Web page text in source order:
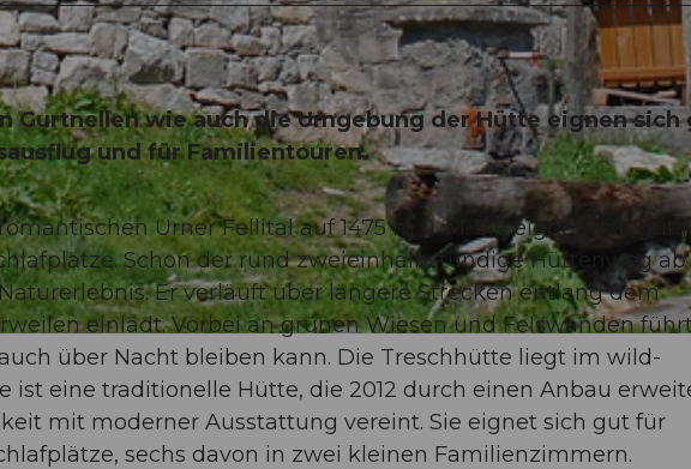
Gurtnellen wie auch die Umgebung der Hütte eignen sich
und für Familientouren.
Urner Fellital auf 1475 m ü. M. Sie eignet sich gut
Schon der rund zweieinhalbstündige Hüttenweg ab
Er verläuft über längere Strecken entlang dem
einlädt. Vorbei an grünen Wiesen und Felswänden
über Nacht bleiben kann. Die Treschhütte liegt im wild-
ist eine traditionelle Hütte, die 2012 durch einen Anbau
mit moderner Ausstattung vereint. Sie eignet sich gut für
sechs davon in zwei kleinen Familienzimmern.